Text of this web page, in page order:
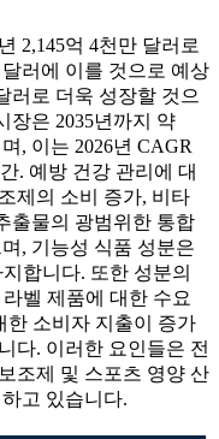
2,145억 4천만 달러로
러에 이를 것으로 예상
러로 더욱 성장할 것으
장은 2035년까지 약
, 이는 2026년 CAGR
. 예방 건강 관리에 대
제의 소비 증가, 비타
출물의 광범위한 통합
, 기능성 식품 성분은
합니다. 또한 성분의
벨 제품에 대한 수요
한 소비자 지출이 증가
다. 이러한 요인들은 전
조제 및 스포츠 영양 산
고 있습니다.